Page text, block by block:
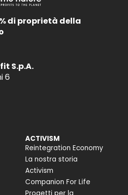
di proprietà della
S.p.A.
6
ACTIVISM
Reintegration Economy
La nostra storia
Activism
Companion For Life